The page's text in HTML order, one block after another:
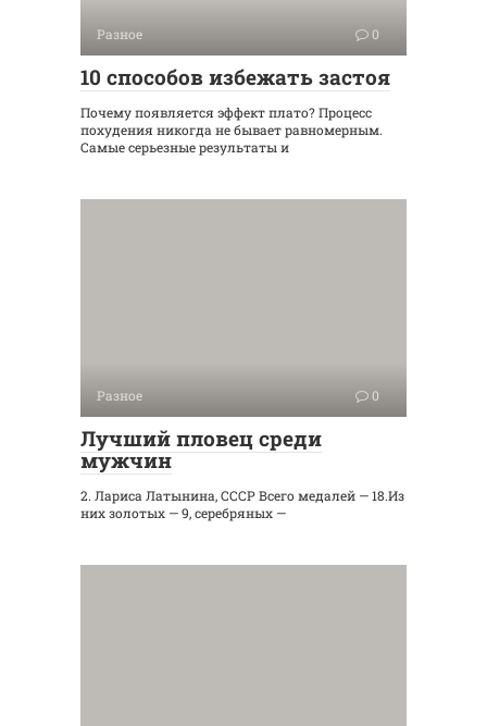
Разное 0
10 способов избежать застоя
Почему появляется эффект плато? Процесс
похудения никогда не бывает равномерным.
Самые серьезные результаты и
Разное 0
Лучший пловец среди
мужчин
2. Лариса Латынина, СССР Всего медалей — 18.Из
них золотых — 9, серебряных —